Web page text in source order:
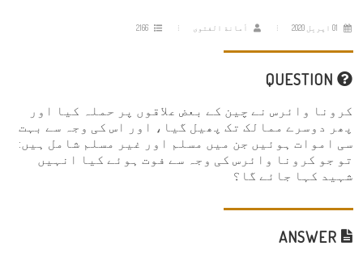
أمانة الفتوى 2166
کرونا وائرس نے چین کے بعض علاقوں پر حملہ کیا اور
پھر دوسرے ممالک تک پھیل گیا، اور اس کی وجہ سے بہت
سی اموات ہوئیں جن میں مسلم اور غیر مسلم شامل ہیں:
تو جو کرونا وائرس کی وجہ سے فوت ہوئے کیا انہیں
شہید کہا جائے گا؟